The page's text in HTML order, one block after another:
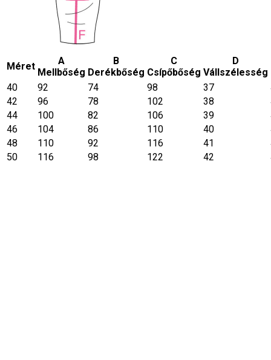
Méret
A
Mellbőség
B
Derékbőség
C
Csípőbőség
D
Vállszélesség
40
92 74 98 37
42
96 78 102 38
44
100 82 106 39
46
104 86 110 40
48
110 92 116 41
50
116 98 122 42